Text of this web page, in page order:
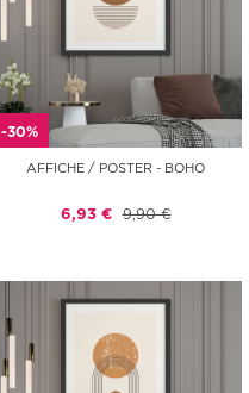
-30%
AFFICHE / POSTER - BOHO
6,93 € 9,90 €